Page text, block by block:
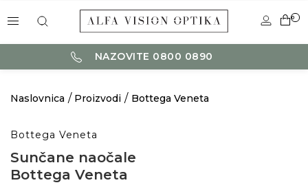
0
NAZOVITE 0800 0890
Naslovnica Proizvodi Bottega Veneta
Bottega Veneta
Sunčane naočale
Bottega Veneta